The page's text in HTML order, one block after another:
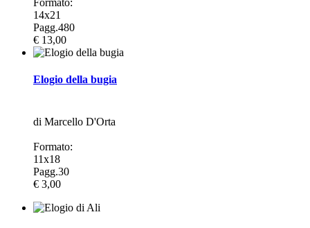
14x21
Pagg.480
€ 13,00
Elogio della bugia
di Marcello D'Orta
Formato:
11x18
Pagg.30
€ 3,00